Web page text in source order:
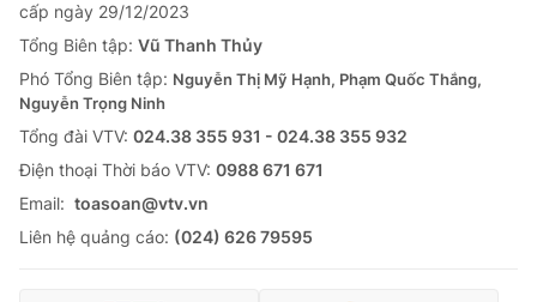
Theo dõi báo trên
Cơ quan chủ quản:
Cơ quan báo chí:Thời báo VTV
Giấy phép hoạt động báo in và báo điện tử số 483/GP-BTTTT
cấp ngày 29/12/2023
Tổng Biên tập:
Vũ Thanh Thủy
cấp ngày 29/12/2023
Tổng Biên tập: Vũ Thanh Thủy
Phó Tổng Biên tập: Nguyễn Thị Mỹ Hạnh, Phạm Quốc Thắng,
Nguyễn Trọng Ninh
Tổng đài VTV: 024.38 355 931 - 024.38 355 932
Ðiện thoại Thời báo VTV: 0988 671 671
Email: toasoan@vtv.vn
Liên hệ quảng cáo: (024) 626 79595